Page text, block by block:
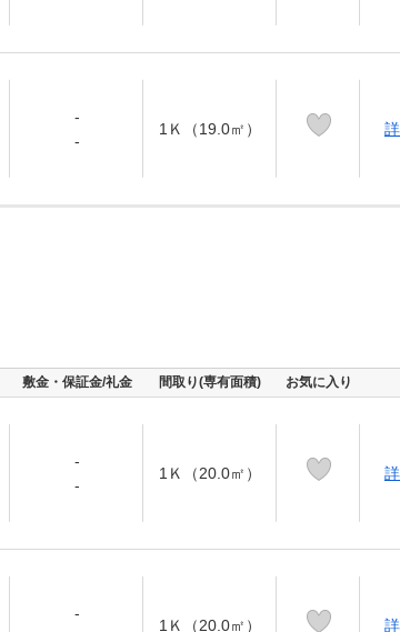
-
-
1Ｋ（19.0㎡）
敷金・保証金/礼金 間取り(専有面積) お気に入り
-
-
1Ｋ（20.0㎡）
-
1Ｋ（20.0㎡）